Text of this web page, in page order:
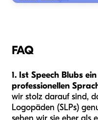
FAQ
1. Ist Speech Blubs
professionellen
wir stolz darauf sind,
Logopäden (SLPs)